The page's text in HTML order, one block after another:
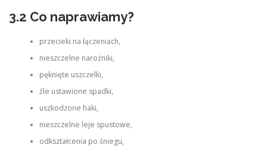
3.2 Co naprawiamy?
przecieki na łączeniach,
nieszczelne narożniki,
pęknięte uszczelki,
źle ustawione spadki,
uszkodzone haki,
nieszczelne leje spustowe,
odkształcenia po śniegu,